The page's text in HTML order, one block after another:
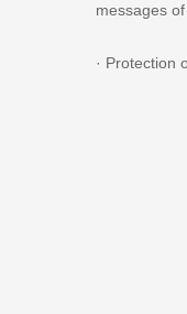
messages
· Protection